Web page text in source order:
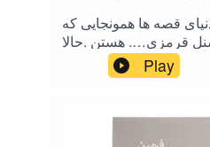
قصه ها همونجایی که
شنل قرمزی…. هستن .حالا
امروزدنبال کتاب طلسم
در معرفی کتاب طلسم
هستمترجمنشر پرتقال
Play